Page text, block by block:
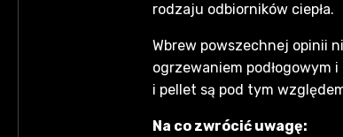
rodzaju odbiorników ciepła.
Wbrew powszechnej opinii
ogrzewaniem podłogowym
i pellet są pod tym
Na co zwrócić uwagę: